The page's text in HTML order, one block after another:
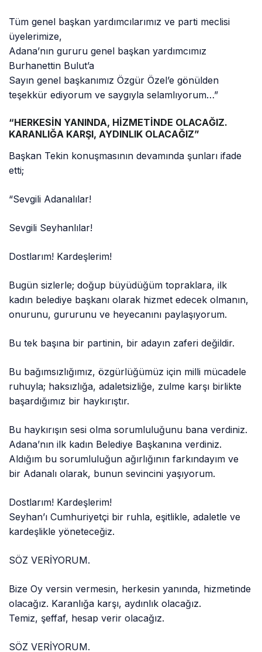
Tüm genel başkan yardımcılarımız ve parti meclisi
üyelerimize,
Adana’nın gururu genel başkan yardımcımız
Burhanettin Bulut’a
Sayın genel başkanımız Özgür Özel’e gönülden
teşekkür ediyorum ve saygıyla selamlıyorum…”
“HERKESİN YANINDA, HİZMETİNDE OLACAĞIZ.
KARANLIĞA KARŞI, AYDINLIK OLACAĞIZ”
Başkan Tekin konuşmasının devamında şunları ifade
etti;
“Sevgili Adanalılar!
Sevgili Seyhanlılar!
Dostlarım! Kardeşlerim!
Bugün sizlerle; doğup büyüdüğüm topraklara, ilk
kadın belediye başkanı olarak hizmet edecek olmanın,
onurunu, gururunu ve heyecanını paylaşıyorum.
Bu tek başına bir partinin, bir adayın zaferi değildir.
Bu bağımsızlığımız, özgürlüğümüz için milli mücadele
ruhuyla; haksızlığa, adaletsizliğe, zulme karşı birlikte
başardığımız bir haykırıştır.
Bu haykırışın sesi olma sorumluluğunu bana verdiniz.
Adana’nın ilk kadın Belediye Başkanına verdiniz.
Aldığım bu sorumluluğun ağırlığının farkındayım ve
bir Adanalı olarak, bunun sevincini yaşıyorum.
Dostlarım! Kardeşlerim!
Seyhan’ı Cumhuriyetçi bir ruhla, eşitlikle, adaletle ve
kardeşlikle yöneteceğiz.
SÖZ VERİYORUM.
Bize Oy versin vermesin, herkesin yanında, hizmetinde
olacağız. Karanlığa karşı, aydınlık olacağız.
Temiz, şeffaf, hesap verir olacağız.
SÖZ VERİYORUM.